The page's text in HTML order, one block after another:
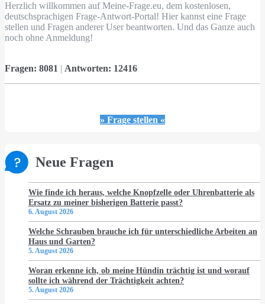
Herzlich willkommen auf Meine-Frage.eu, dem kostenlosen,
deutschsprachigen Frage-Antwort-Portal! Hier kannst eine Frage
stellen und Fragen anderer User beantworten. Und das Ganze auch
noch ohne Anmeldung!
Fragen: 8081 | Antworten: 12416
» Frage stellen «
Neue Fragen
Wie finde ich heraus, welche Knopfzelle oder Uhrenbatterie als
Ersatz zu meiner bisherigen Batterie passt?
6. August 2026
Welche Schrauben brauche ich für unterschiedliche Arbeiten an
Haus und Garten?
5. August 2026
Woran erkenne ich, ob meine Hündin trächtig ist und worauf
sollte ich während der Trächtigkeit achten?
5. August 2026